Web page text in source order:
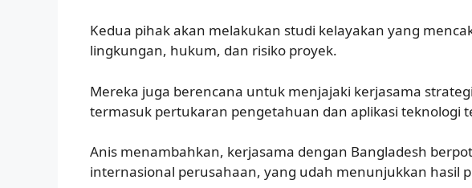
Kedua pihak akan melakukan studi kelayakan yang
lingkungan, hukum, dan risiko proyek.
Mereka juga berencana untuk menjajaki kerjasama
termasuk pertukaran pengetahuan dan aplikasi teknologi
Anis menambahkan, kerjasama dengan Bangladesh
internasional perusahaan, yang udah menunjukkan hasil